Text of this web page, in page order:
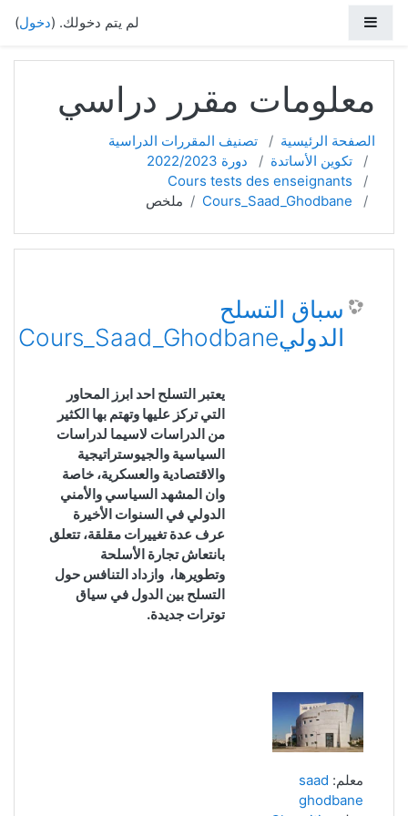
لم يتم دخولك. (دخول)
معلومات مقرر دراسي
الصفحة الرئيسية
تصنيف المقررات الدراسية
تكوين الأساتدة
دورة 2022/2023
Cours tests des enseignants
Cours_Saad_Ghodbane
ملخص
سباق التسلح
الدوليCours_Saad_Ghodbane
يعتبر التسلح احد ابرز المحاور
التي تركز عليها وتهتم بها الكثير
من الدراسات لاسيما لدراسات
السياسية والجيوستراتيجية
والاقتصادية والعسكرية، خاصة
وان المشهد السياسي والأمني
الدولي في السنوات الأخيرة
عرف عدة تغييرات مقلقة، تتعلق
بانتعاش تجارة الأسلحة
وتطويرها، وازداد التنافس حول
التسلح بين الدول في سياق
توترات جديدة.
معلم: saad
ghodbane